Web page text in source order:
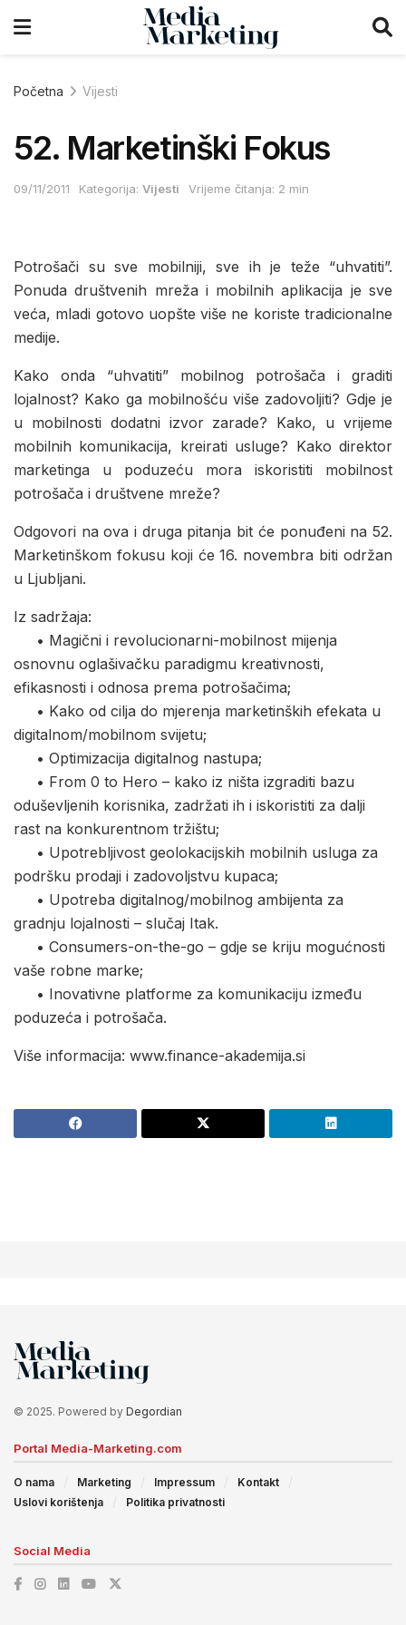
Početna Vijesti
52. Marketinški Fokus
09/11/2011 Kategorija: Vijesti Vrijeme čitanja: 2 min
Potrošači su sve mobilniji, sve ih je teže “uhvatiti”.
Ponuda društvenih mreža i mobilnih aplikacija je sve
veća, mladi gotovo uopšte više ne koriste tradicionalne
medije.
Kako onda “uhvatiti” mobilnog potrošača i graditi
lojalnost? Kako ga mobilnošću više zadovoljiti? Gdje je
u mobilnosti dodatni izvor zarade? Kako, u vrijeme
mobilnih komunikacija, kreirati usluge? Kako direktor
marketinga u poduzeću mora iskoristiti mobilnost
potrošača i društvene mreže?
Odgovori na ova i druga pitanja bit će ponuđeni na 52.
Marketinškom fokusu koji će 16. novembra biti održan
u Ljubljani.
Iz sadržaja:
• Magični i revolucionarni-mobilnost mijenja
osnovnu oglašivačku paradigmu kreativnosti,
efikasnosti i odnosa prema potrošačima;
• Kako od cilja do mjerenja marketinških efekata u
digitalnom/mobilnom svijetu;
• Optimizacija digitalnog nastupa;
• From 0 to Hero – kako iz ništa izgraditi bazu
oduševljenih korisnika, zadržati ih i iskoristiti za dalji
rast na konkurentnom tržištu;
• Upotrebljivost geolokacijskih mobilnih usluga za
podršku prodaji i zadovoljstvu kupaca;
• Upotreba digitalnog/mobilnog ambijenta za
gradnju lojalnosti – slučaj Itak.
• Consumers-on-the-go – gdje se kriju mogućnosti
vaše robne marke;
• Inovativne platforme za komunikaciju između
poduzeća i potrošača.
Više informacija: www.finance-akademija.si
© 2025. Powered by Degordian
Portal Media-Marketing.com
O nama Marketing Impressum
Kontakt
Uslovi korištenja
Politika privatnosti
Social Media